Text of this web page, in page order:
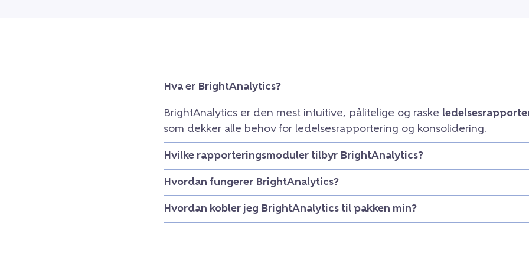
Hva er BrightAnalytics?
BrightAnalytics er den mest intuitive, pålitelige og raske
som dekker alle behov for ledelsesrapportering og konsolidering.
Hvilke rapporteringsmoduler tilbyr BrightAnalytics?
Hvordan fungerer BrightAnalytics?
Hvordan kobler jeg BrightAnalytics til pakken min?